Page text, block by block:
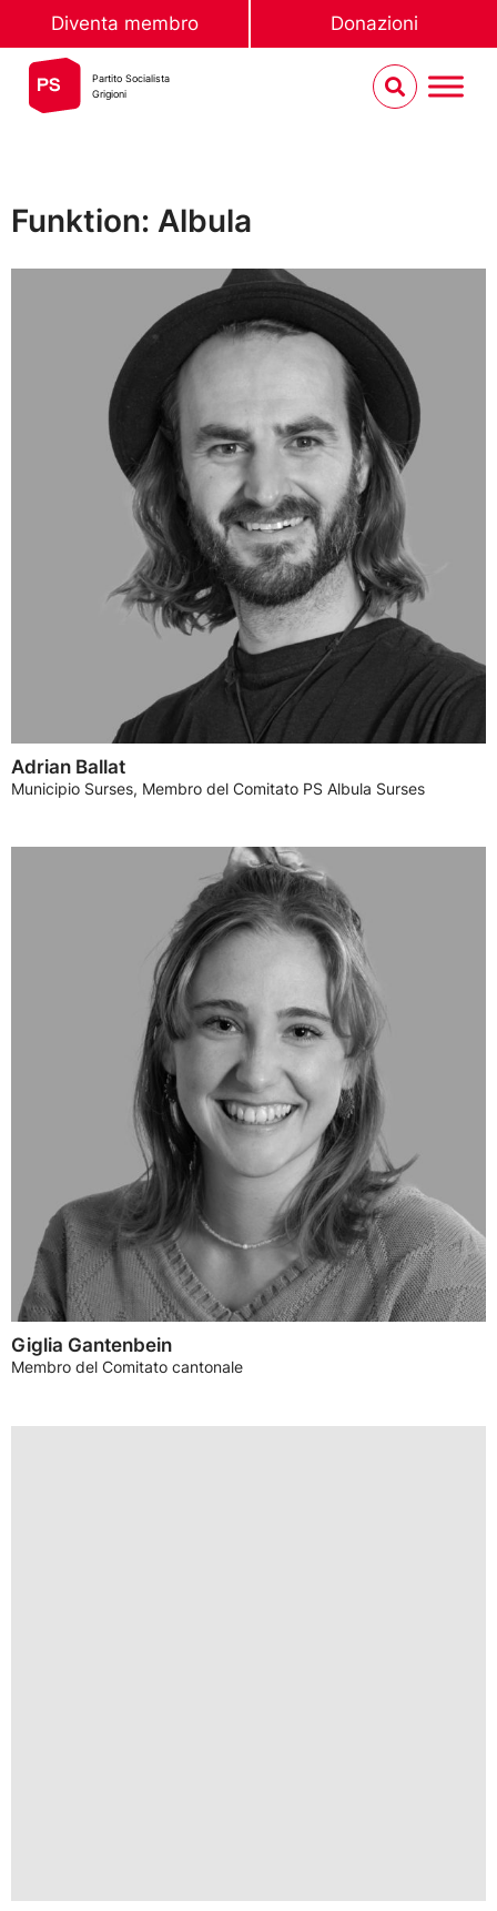
Diventa membro Donazioni
Partito Socialista
Grigioni
Funktion: Albula
Adrian Ballat
Municipio Surses, Membro del Comitato PS Albula Surses
Giglia Gantenbein
Membro del Comitato cantonale